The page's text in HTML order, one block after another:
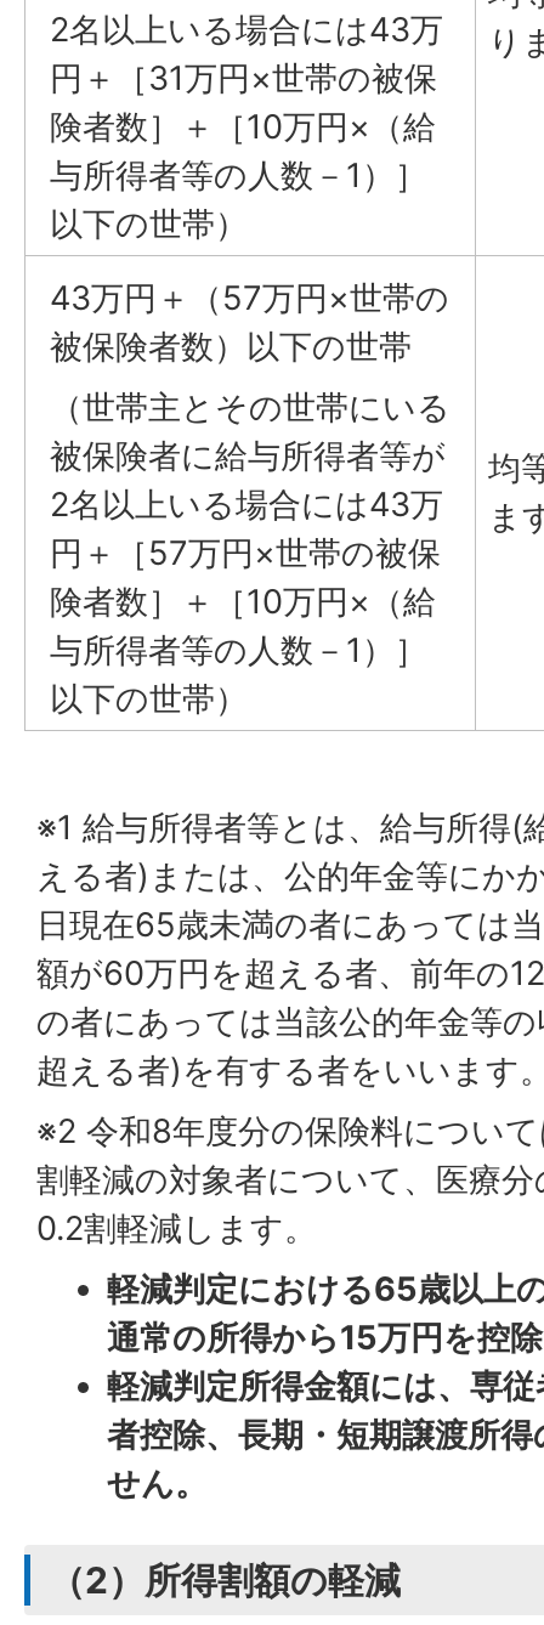
2名以上いる場合には43万
円＋［31万円×世帯の被保
険者数］＋［10万円×（給
与所得者等の人数－1）］
以下の世帯）
り
43万円＋（57万円×世帯の
被保険者数）以下の世帯
（世帯主とその世帯にいる
被保険者に給与所得者等が
2名以上いる場合には43万
円＋［57万円×世帯の被保
険者数］＋［10万円×（給
与所得者等の人数－1）］
以下の世帯）
均
ま
※1 給与所得者等とは、給与所得(
える者)または、公的年金等にか
日現在65歳未満の者にあっては
額が60万円を超える者、前年の
の者にあっては当該公的年金等
超える者)を有する者をいいます
※2 令和8年度分の保険料につい
割軽減の対象者について、医療
0.2割軽減します。
軽減判定における65歳以上
通常の所得から15万円を控
軽減判定所得金額には、専
者控除、長期・短期譲渡所
せん。
（2）所得割額の軽減